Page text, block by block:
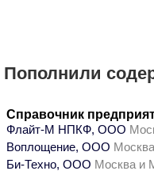
Пополнили
Справочник
Флайт-М НПКФ, ООО
Воплощение, ООО
Би-Техно, ООО Москва и